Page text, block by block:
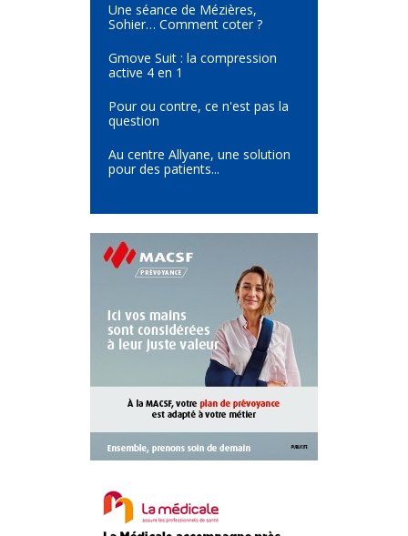
Une séance de Mézières,
Sohier… Comment coter ?
Gmove Suit : la compression
active 4 en 1
Pour ou contre, ce n'est pas la
question
Au centre Allyane, une solution
pour des patients...